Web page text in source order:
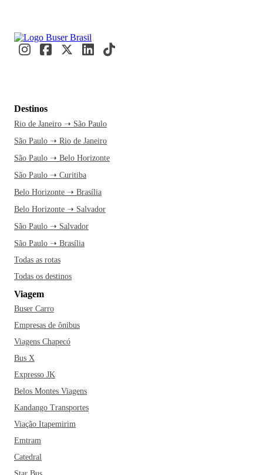
Destinos
Rio de Janeiro ➝ São Paulo
São Paulo ➝ Rio de Janeiro
São Paulo ➝ Belo Horizonte
São Paulo ➝ Curitiba
Belo Horizonte ➝ Brasília
Belo Horizonte ➝ Salvador
São Paulo ➝ Salvador
São Paulo ➝ Brasília
Todas as rotas
Todas os destinos
Viagem
Buser Carro
Empresas de ônibus
Viagens Chapecó
Bus X
Expresso JK
Belos Montes Viagens
Kandango Transportes
Viação Itapemirim
Emtram
Catedral